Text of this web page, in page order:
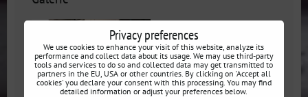
Privacy preferences
We use cookies to enhance your visit of this website, analyze its
performance and collect data about its usage. We may use third-party
tools and services to do so and collected data may get transmitted to
partners in the EU, USA or other countries. By clicking on 'Accept all
cookies' you declare your consent with this processing. You may find
detailed information or adjust your preferences below.